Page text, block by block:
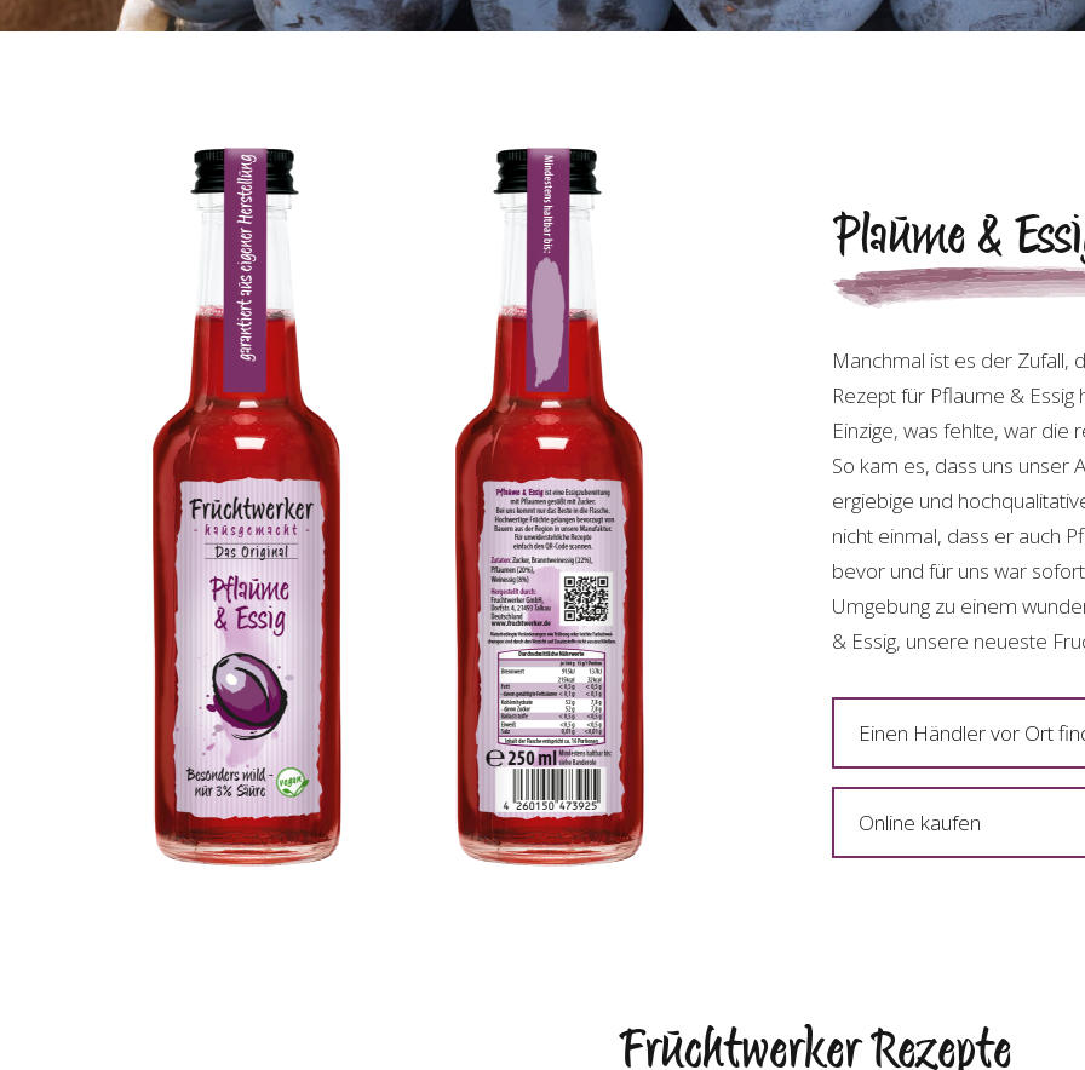
Plaume &
Manchmal ist es der Zufall,
Rezept für Pflaume &
Einzige, was fehlte, war die
So kam es, dass uns unser
ergiebige und
nicht einmal, dass er auch
bevor und für uns war
Umgebung zu einem
& Essig, unsere neueste
Einen Händler vor Ort
Online kaufen
Fruchtwerker Rezepte